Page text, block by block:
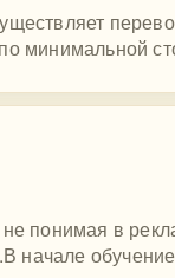
минимальной
понимая в
начале